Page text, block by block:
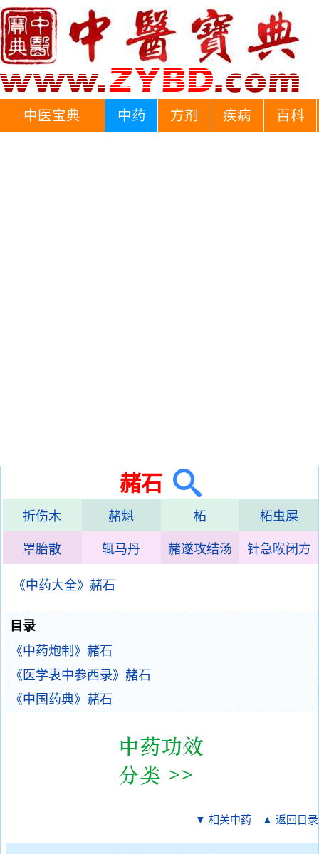
中医宝典 中药 方剂 疾病 百科
赭石
折伤木 赭魁 柘 柘虫屎
罩胎散 辄马丹 赭遂攻结汤 针急喉闭方
《中药大全》赭石
目录
《中药炮制》赭石
《医学衷中参西录》赭石
《中国药典》赭石
▼ 相关中药 ▲ 返回目录